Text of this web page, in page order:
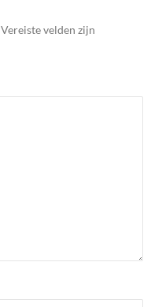
Vereiste velden zijn